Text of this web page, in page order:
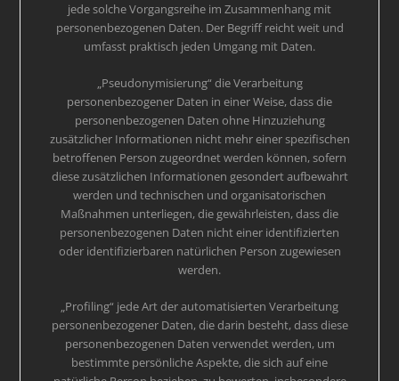
jede solche Vorgangsreihe im Zusammenhang mit
personenbezogenen Daten. Der Begriff reicht weit und
umfasst praktisch jeden Umgang mit Daten.
„Pseudonymisierung“ die Verarbeitung
personenbezogener Daten in einer Weise, dass die
personenbezogenen Daten ohne Hinzuziehung
zusätzlicher Informationen nicht mehr einer spezifischen
betroffenen Person zugeordnet werden können, sofern
diese zusätzlichen Informationen gesondert aufbewahrt
werden und technischen und organisatorischen
Maßnahmen unterliegen, die gewährleisten, dass die
personenbezogenen Daten nicht einer identifizierten
oder identifizierbaren natürlichen Person zugewiesen
werden.
„Profiling“ jede Art der automatisierten Verarbeitung
personenbezogener Daten, die darin besteht, dass diese
personenbezogenen Daten verwendet werden, um
bestimmte persönliche Aspekte, die sich auf eine